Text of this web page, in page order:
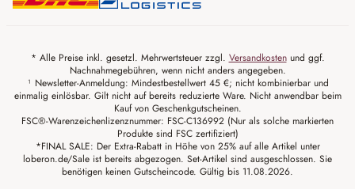
* Alle Preise inkl. gesetzl. Mehrwertsteuer zzgl. Versandkostenund ggf.
Nachnahmegebühren, wenn nicht anders angegeben.
¹ Newsletter-Anmeldung: Mindestbestellwert 45 €; nicht kombinierbar und
einmalig einlösbar. Gilt nicht auf bereits reduzierte Ware. Nicht anwendbar beim
Kauf von Geschenkgutscheinen.
FSC®-Warenzeichenlizenznummer: FSC-C136992 (Nur als solche markierten
Produkte sind FSC zertifiziert)
*FINAL SALE: Der Extra-Rabatt in Höhe von 25% auf alle Artikel unter
loberon.de/Sale ist bereits abgezogen. Set-Artikel sind ausgeschlossen. Sie
benötigen keinen Gutscheincode. Gültig bis 11.08.2026.